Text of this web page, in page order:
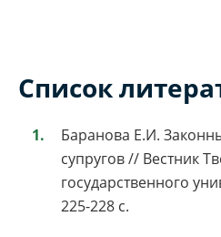
Список
Баранова Е.И.
супругов // Вестник
государственного
225-228 с.